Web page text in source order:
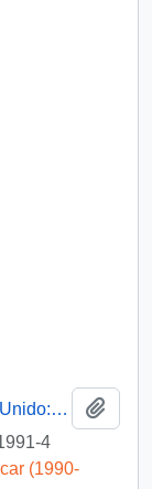
Actividades del Presidente en el Reino Unido: minutas de conversación y biografías.
4
(1990-